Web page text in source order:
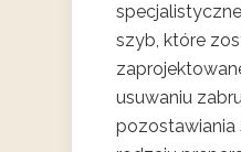
szyb, które
usuwaniu
pozostawiania